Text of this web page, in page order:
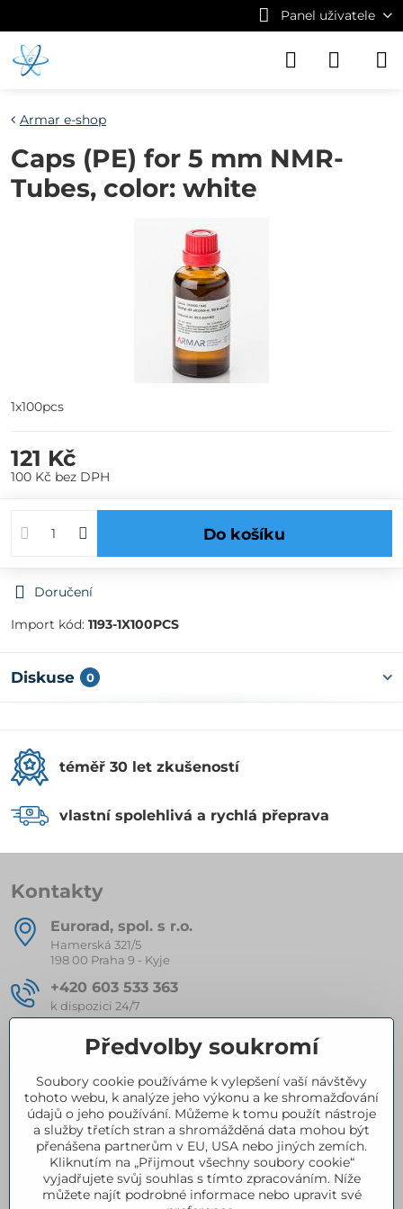
Panel uživatele
Armar e-shop
Caps (PE) for 5 mm NMR-
Tubes, color: white
1x100pcs
121 Kč
100 Kč bez DPH
Do košíku
Doručení
Import kód: 1193-1X100PCS
Diskuse 0
téměř 30 let zkušeností
vlastní spolehlivá a rychlá přeprava
Kontakty
Eurorad, spol​. s r​.o​.
Hamerská 321/5
198 00 Praha 9 - Kyje
+420 603 533 363
k dispozici 24/7
eurorad​@seznam​.cz
Kompletní nabídka produktů
Certifikace
Blog
Předvolby soukromí
Soubory cookie používáme k vylepšení vaší návštěvy
tohoto webu, k analýze jeho výkonu a ke shromažďování
údajů o jeho používání. Můžeme k tomu použít nástroje
a služby třetích stran a shromážděná data mohou být
přenášena partnerům v EU, USA nebo jiných zemích.
Kliknutím na „Přijmout všechny soubory cookie“
vyjadřujete svůj souhlas s tímto zpracováním. Níže
můžete najít podrobné informace nebo upravit své